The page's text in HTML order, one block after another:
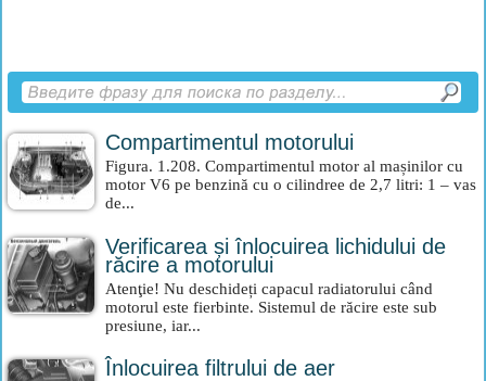
Compartimentul motorului
Figura. 1.208. Compartimentul motor al mașinilor cu
motor V6 pe benzină cu o cilindree de 2,7 litri: 1 – vas
de...
Verificarea și înlocuirea lichidului de
răcire a motorului
Atenţie! Nu deschideți capacul radiatorului când
motorul este fierbinte. Sistemul de răcire este sub
presiune, iar...
Înlocuirea filtrului de aer